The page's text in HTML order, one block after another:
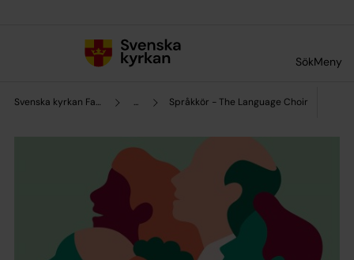
SökMeny
Svenska kyrkan Falun ... Språkkör - The Language Choir